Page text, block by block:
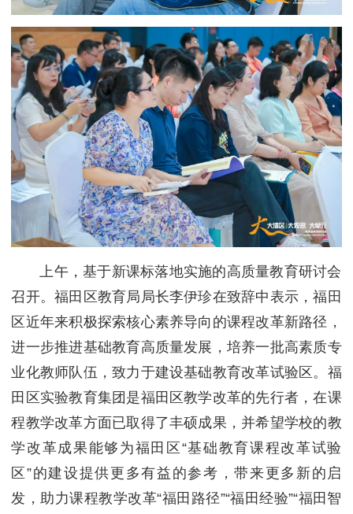
上午，基于新课标落地实施的高质量教育研讨会
召开。福田区教育局局长李伊珍在致辞中表示，福田
区近年来积极探索核心素养导向的课程改革新路径，
进一步推进基础教育高质量发展，培养一批高素质专
业化教师队伍，致力于建设基础教育改革试验区。福
田区实验教育集团是福田区教学改革的先行者，在课
程教学改革方面已取得了丰硕成果，并希望学校的教
学改革成果能够为福田区“基础教育课程改革试验
区”的建设提供更多有益的参考，带来更多新的启
发，助力课程教学改革“福田路径”“福田经验”“福田智